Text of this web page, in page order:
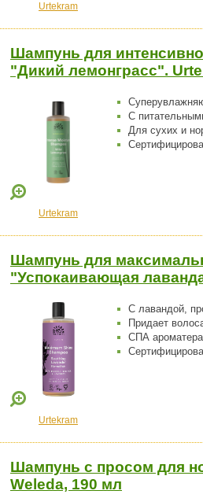
Urtekram
Шампунь для
"Дикий лемонграсс".
С
Для сухих и
Urtekram
Шампунь для
"Успокаивающая
С лавандой,
Придает
СПА
Urtekram
Шампунь с просом для
Weleda, 190 мл